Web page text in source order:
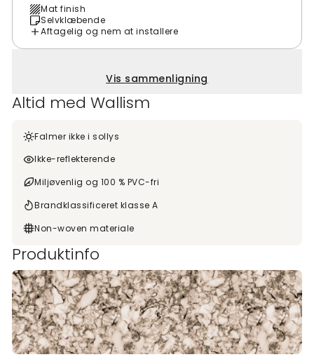
Mat finish
Selvklæbende
Aftagelig og nem at installere
Vis sammenligning
Altid med Wallism
Falmer ikke i sollys
Ikke-reflekterende
Miljøvenlig og 100 % PVC-fri
Brandklassificeret klasse A
Non-woven materiale
Produktinfo